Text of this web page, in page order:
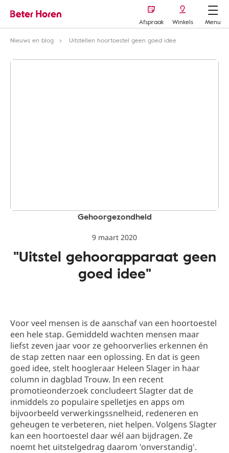
Afspraak Winkels
Menu
Nieuws en blog
Uitstellen hoortoestel geen goed idee
Gehoorgezondheid
9 maart 2020
"Uitstel gehoorapparaat geen
goed idee"
Voor veel mensen is de aanschaf van een hoortoestel
een hele stap. Gemiddeld wachten mensen maar
liefst zeven jaar voor ze gehoorverlies erkennen én
de stap zetten naar een oplossing. En dat is geen
goed idee, stelt hoogleraar Heleen Slager in haar
column in dagblad Trouw. In een recent
promotieonderzoek concludeert Slagter dat de
inmiddels zo populaire spelletjes en apps om
bijvoorbeeld verwerkingssnelheid, redeneren en
geheugen te verbeteren, niet helpen. Volgens Slagter
kan een hoortoestel daar wél aan bijdragen. Ze
noemt het uitstelgedrag daarom 'onverstandig'.